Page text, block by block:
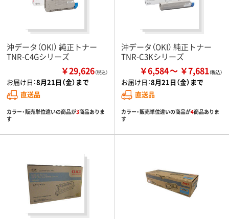
沖データ（OKI） 純正トナー
TNR-C4Gシリーズ
￥29,626（税込）
お届け日：8月21日（金）まで
直送品
カラー・販売単位違いの商品が3商品ありま
す
沖データ（OKI） 純正トナー
TNR-C3Kシリーズ
￥6,584 ￥7,681
お届け日：8月21日（金）まで
直送品
カラー・販売単位違いの商品が4商品ありま
す